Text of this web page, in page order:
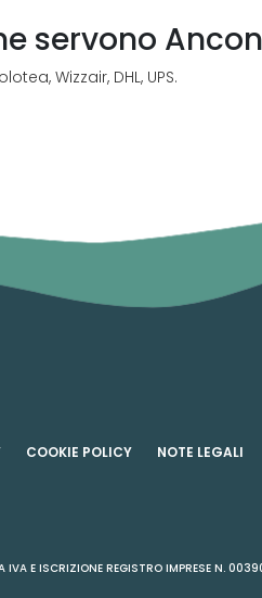
servono
Wizzair, DHL, UPS.
COOKIE POLICY NOTE LEGALI
IVA E ISCRIZIONE REGISTRO IMPRESE N.